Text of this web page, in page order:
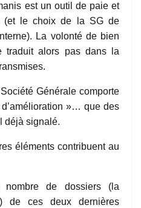
est un outil de paie et
(et le choix de la SG de
La volonté de bien
traduit alors pas dans la
Générale comporte
»… que des
déjà signalé.
contribuent au
nombre de dossiers (la
de ces deux dernières